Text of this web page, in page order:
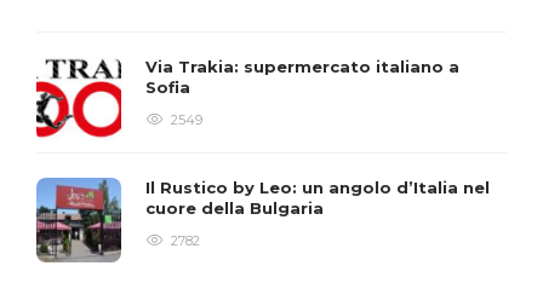
Via Trakia: supermercato italiano a
Sofia
2549
Il Rustico by Leo: un angolo d’Italia nel
cuore della Bulgaria
2782